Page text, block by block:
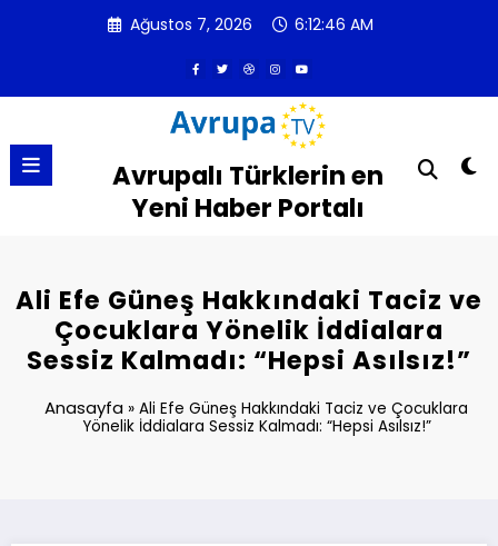
Ağustos 7, 2026 6:12:47 AM
Avrupalı Türklerin en
Yeni Haber Portalı
Ali Efe Güneş Hakkındaki Taciz ve
Çocuklara Yönelik İddialara
Sessiz Kalmadı: “Hepsi Asılsız!”
Anasayfa »Ali Efe Güneş Hakkındaki Taciz ve Çocuklara
Yönelik İddialara Sessiz Kalmadı: “Hepsi Asılsız!”